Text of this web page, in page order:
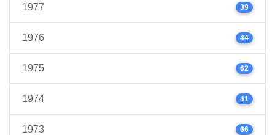
1977 39
1976 44
1975 62
1974 41
1973 66